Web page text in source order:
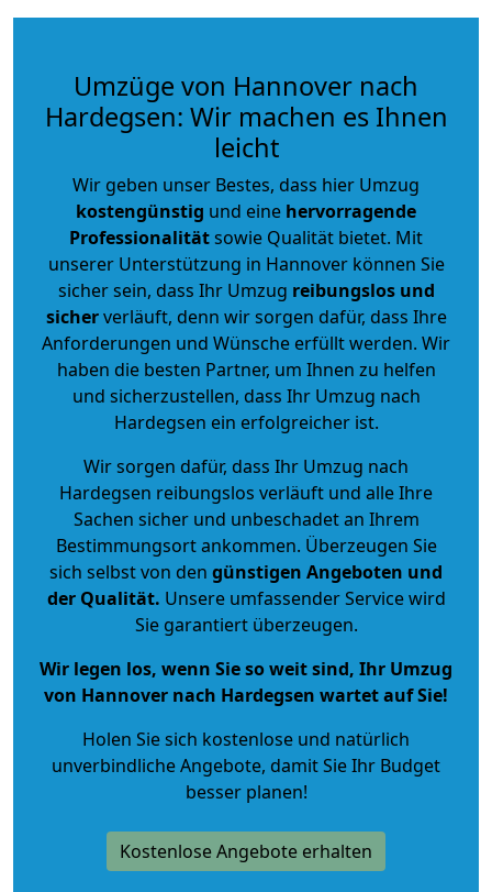
Umzüge von Hannover nach
Hardegsen: Wir machen es Ihnen
leicht
Wir geben unser Bestes, dass hier Umzug
kostengünstig und eine hervorragende
Professionalitätsowie Qualität bietet. Mit
unserer Unterstützung in Hannover können Sie
sicher sein, dass Ihr Umzug reibungslos und
sicherverläuft, denn wir sorgen dafür, dass Ihre
Anforderungen und Wünsche erfüllt werden. Wir
haben die besten Partner, um Ihnen zu helfen
und sicherzustellen, dass Ihr Umzug nach
Hardegsen ein erfolgreicher ist.
Wir sorgen dafür, dass Ihr Umzug nach
Hardegsen reibungslos verläuft und alle Ihre
Sachen sicher und unbeschadet an Ihrem
Bestimmungsort ankommen. Überzeugen Sie
sich selbst von den günstigen Angeboten und
der Qualität. Unsere umfassender Service wird
Sie garantiert überzeugen.
Wir legen los, wenn Sie so weit sind, Ihr Umzug
von Hannover nach Hardegsen wartet auf Sie!
Holen Sie sich kostenlose und natürlich
unverbindliche Angebote, damit Sie Ihr Budget
besser planen!
Kostenlose Angebote erhalten